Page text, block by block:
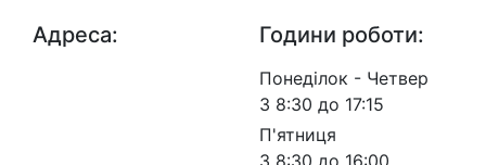
Адреса: Години роботи:
Понеділок - Четвер
З 8:30 до 17:15
П'ятниця
З 8:30 до 16:00